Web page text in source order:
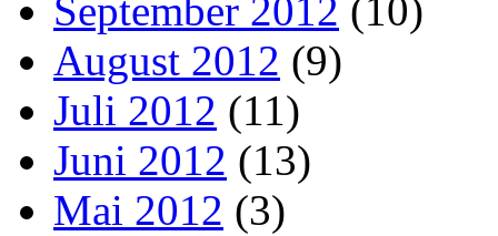
September 2012 (10)
August 2012 (9)
Juli 2012 (11)
Juni 2012 (13)
Mai 2012 (3)